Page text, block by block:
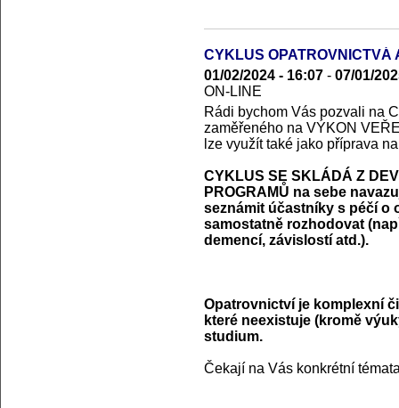
CYKLUS OPATROVNICTVÁ
01/02/2024 - 16:07 - 07/01/
ON-LINE
Rádi bychom Vás pozvali na
zaměřeného na VÝKON
lze využít také jako příprava
CYKLUS SE SKLÁDÁ Z
PROGRAMŮ na sebe
seznámit účastníky s péčí o
samostatně rozhodovat
demencí, závislostí atd.).
Opatrovnictví je komplexní
které neexistuje (kromě
studium.
Čekají na Vás konkrétní